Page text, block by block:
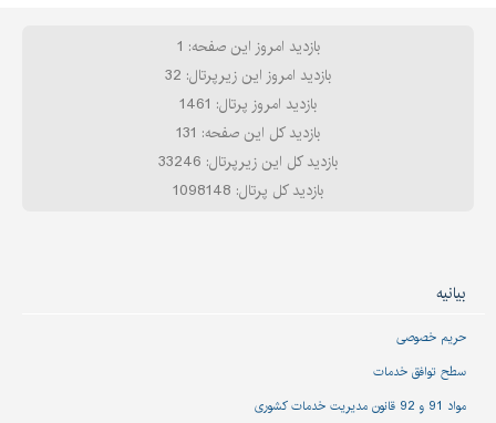
بازدید امروز این صفحه: 1
بازدید امروز این زیرپرتال: 32
بازدید امروز پرتال: 1461
بازدید کل این صفحه: 131
بازدید کل این زیرپرتال: 33246
بازدید کل پرتال: 1098148
بیانیه
حریم خصوصی
سطح توافق خدمات
مواد 91 و 92 قانون مدیریت خدمات کشوری